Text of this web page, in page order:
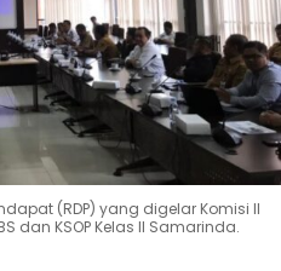
(RDP) yang digelar Komisi II
dan KSOP Kelas II Samarinda.